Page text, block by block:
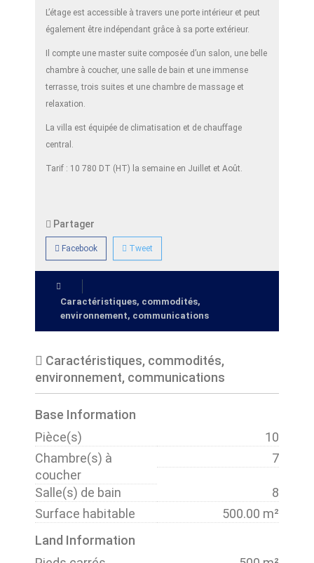
L’étage est accessible à travers une porte intérieur et peut
également être indépendant grâce à sa porte extérieur.
Il compte une master suite composée d’un salon, une belle
chambre à coucher, une salle de bain et une immense
terrasse, trois suites et une chambre de massage et
relaxation.
La villa est équipée de climatisation et de chauffage
central.
Tarif : 10 780 DT (HT) la semaine en Juillet et Août.
Partager
Facebook Tweet
Caractéristiques, commodités,
environnement, communications
Caractéristiques, commodités,
environnement, communications
Base Information
Pièce(s)
10
Chambre(s) à
coucher
7
Salle(s) de bain
8
Surface habitable
500.00 m²
Land Information